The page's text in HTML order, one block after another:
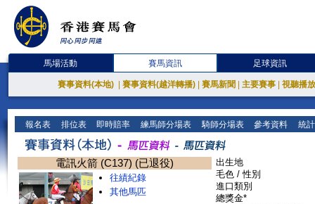
馬場活動 賽馬資訊 足球資訊
賽事資料(本地) 賽事資料(越洋轉播) 賽馬新聞 主要賽事 視聽播
報名表 排位表 即時賠率 練馬師分場表 騎師分場表 參考資料 統
電訊火箭 (C137) (已退役)
往績紀錄
其他馬匹
出生地
毛色 / 性別
進口類別
總獎金*